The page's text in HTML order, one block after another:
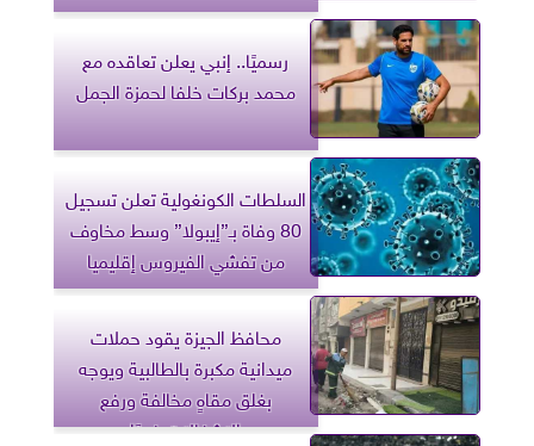
رسميًا.. إنبي يعلن تعاقده مع
محمد بركات خلفا لحمزة الجمل
السلطات الكونغولية تعلن تسجيل
80 وفاة بـ”إيبولا” وسط مخاوف
من تفشي الفيروس إقليميا
محافظ الجيزة يقود حملات
ميدانية مكبرة بالطالبية ويوجه
بغلق مقاهٍ مخالفة ورفع
الإشغالات فورًا